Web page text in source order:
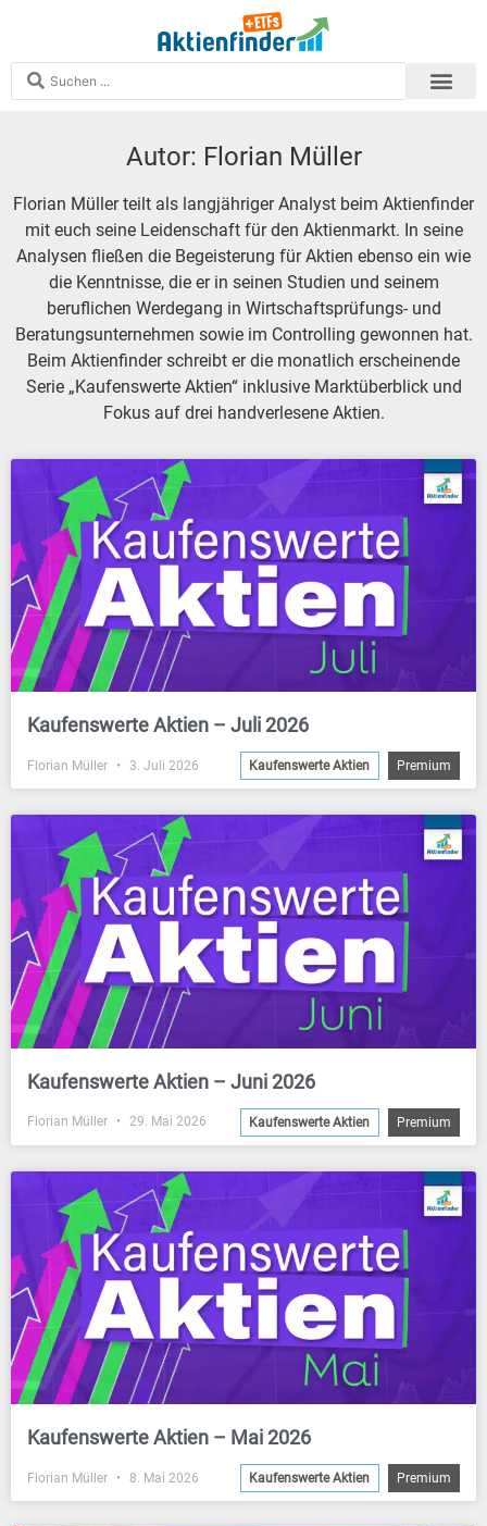
Autor: Florian Müller
Florian Müller teilt als langjähriger Analyst beim Aktienfinder
mit euch seine Leidenschaft für den Aktienmarkt. In seine
Analysen fließen die Begeisterung für Aktien ebenso ein wie
die Kenntnisse, die er in seinen Studien und seinem
beruflichen Werdegang in Wirtschaftsprüfungs- und
Beratungsunternehmen sowie im Controlling gewonnen hat.
Beim Aktienfinder schreibt er die monatlich erscheinende
Serie „Kaufenswerte Aktien“ inklusive Marktüberblick und
Fokus auf drei handverlesene Aktien.
Kaufenswerte Aktien – Juli 2026
Florian Müller 3. Juli 2026 Kaufenswerte Aktien Premium
Kaufenswerte Aktien – Juni 2026
Florian Müller 29. Mai 2026 Kaufenswerte Aktien Premium
Kaufenswerte Aktien – Mai 2026
Florian Müller 8. Mai 2026 Kaufenswerte Aktien Premium